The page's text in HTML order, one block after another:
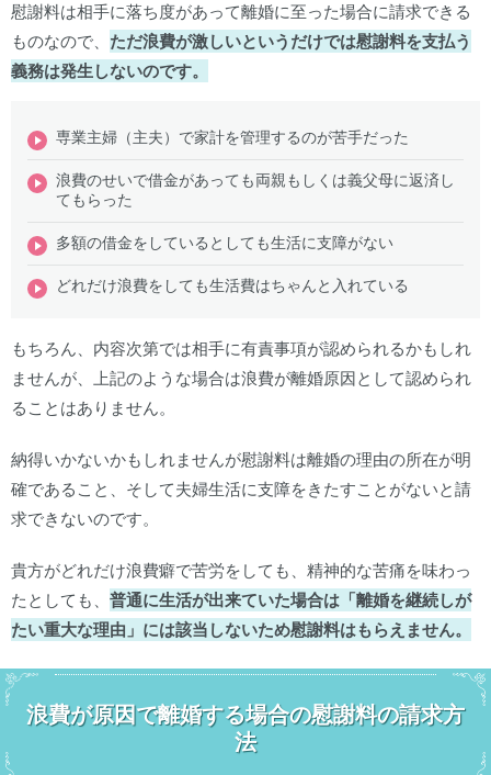
慰謝料は相手に落ち度があって離婚に至った場合に請求できる
ものなので、 ただ浪費が激しいというだけでは慰謝料を支払う
義務は発生しないのです。
専業主婦（主夫）で家計を管理するのが苦手だった
浪費のせいで借金があっても両親もしくは義父母に返済し
てもらった
多額の借金をしているとしても生活に支障がない
どれだけ浪費をしても生活費はちゃんと入れている
もちろん、内容次第では相手に有責事項が認められるかもしれ
ませんが、上記のような場合は浪費が離婚原因として認められ
ることはありません。
納得いかないかもしれませんが慰謝料は離婚の理由の所在が明
確であること、そして夫婦生活に支障をきたすことがないと請
求できないのです。
貴方がどれだけ浪費癖で苦労をしても、精神的な苦痛を味わっ
たとしても、 普通に生活が出来ていた場合は「離婚を継続しが
たい重大な理由」には該当しないため慰謝料はもらえません。
浪費が原因で離婚する場合の慰謝料の請求方
法